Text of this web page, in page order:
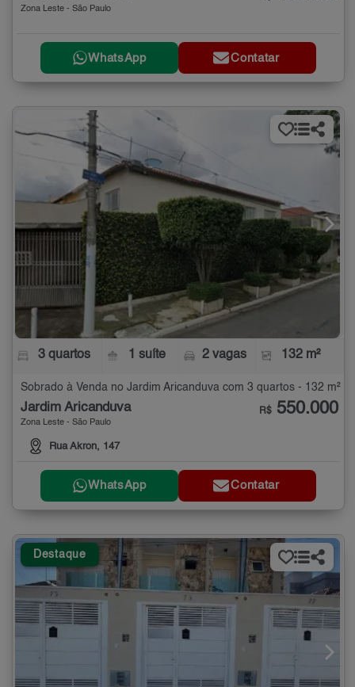
Zona Leste - São Paulo
WhatsApp Contatar
3 quartos 1 suíte 2 vagas 132 m²
Sobrado à Venda no Jardim Aricanduva com 3 quartos - 132 m²
Jardim Aricanduva
Zona Leste - São Paulo
Rua Akron, 147
R$ 550.000
WhatsApp Contatar
Destaque